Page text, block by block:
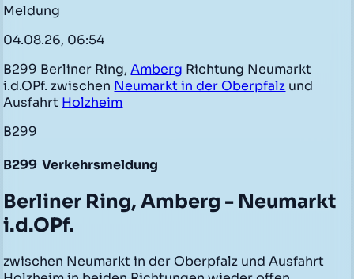
Meldung
04.08.26, 06:54
B299 Berliner Ring,Amberg Richtung Neumarkt
i.d.OPf. zwischen Neumarkt in der Oberpfalz und
Ausfahrt Holzheim
B299
B299 Verkehrsmeldung
Berliner Ring, Amberg - Neumarkt
i.d.OPf.
zwischen Neumarkt in der Oberpfalz und Ausfahrt